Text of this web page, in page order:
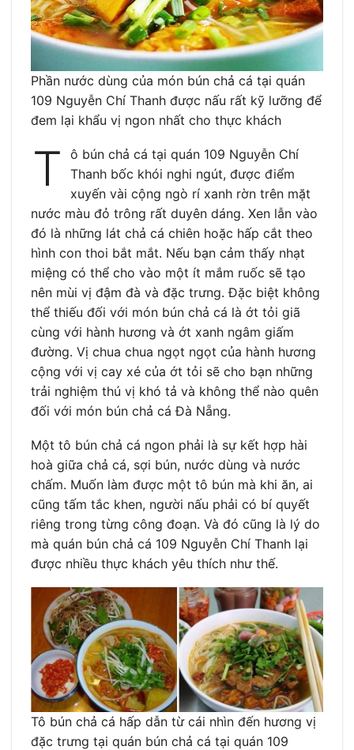
Phần nước dùng của món bún chả cá tại quán
109 Nguyễn Chí Thanh được nấu rất kỹ lưỡng để
đem lại khẩu vị ngon nhất cho thực khách
T
ô bún chả cá tại quán 109 Nguyễn Chí
Thanh bốc khói nghi ngút, được điểm
xuyến vài cộng ngò rí xanh rờn trên mặt
nước màu đỏ trông rất duyên dáng. Xen lẫn vào
đó là những lát chả cá chiên hoặc hấp cắt theo
hình con thoi bắt mắt. Nếu bạn cảm thấy nhạt
miệng có thể cho vào một ít mắm ruốc sẽ tạo
nên mùi vị đậm đà và đặc trưng. Đặc biệt không
thể thiếu đối với món bún chả cá là ớt tỏi giã
cùng với hành hương và ớt xanh ngâm giấm
đường. Vị chua chua ngọt ngọt của hành hương
cộng với vị cay xé của ớt tỏi sẽ cho bạn những
trải nghiệm thú vị khó tả và không thể nào quên
đối với món bún chả cá Đà Nẵng.
Một tô bún chả cá ngon phải là sự kết hợp hài
hoà giữa chả cá, sợi bún, nước dùng và nước
chấm. Muốn làm được một tô bún mà khi ăn, ai
cũng tấm tắc khen, người nấu phải có bí quyết
riêng trong từng công đoạn. Và đó cũng là lý do
mà quán bún chả cá 109 Nguyễn Chí Thanh lại
được nhiều thực khách yêu thích như thế.
Tô bún chả cá hấp dẫn từ cái nhìn đến hương vị
đặc trưng tại quán bún chả cá tại quán 109